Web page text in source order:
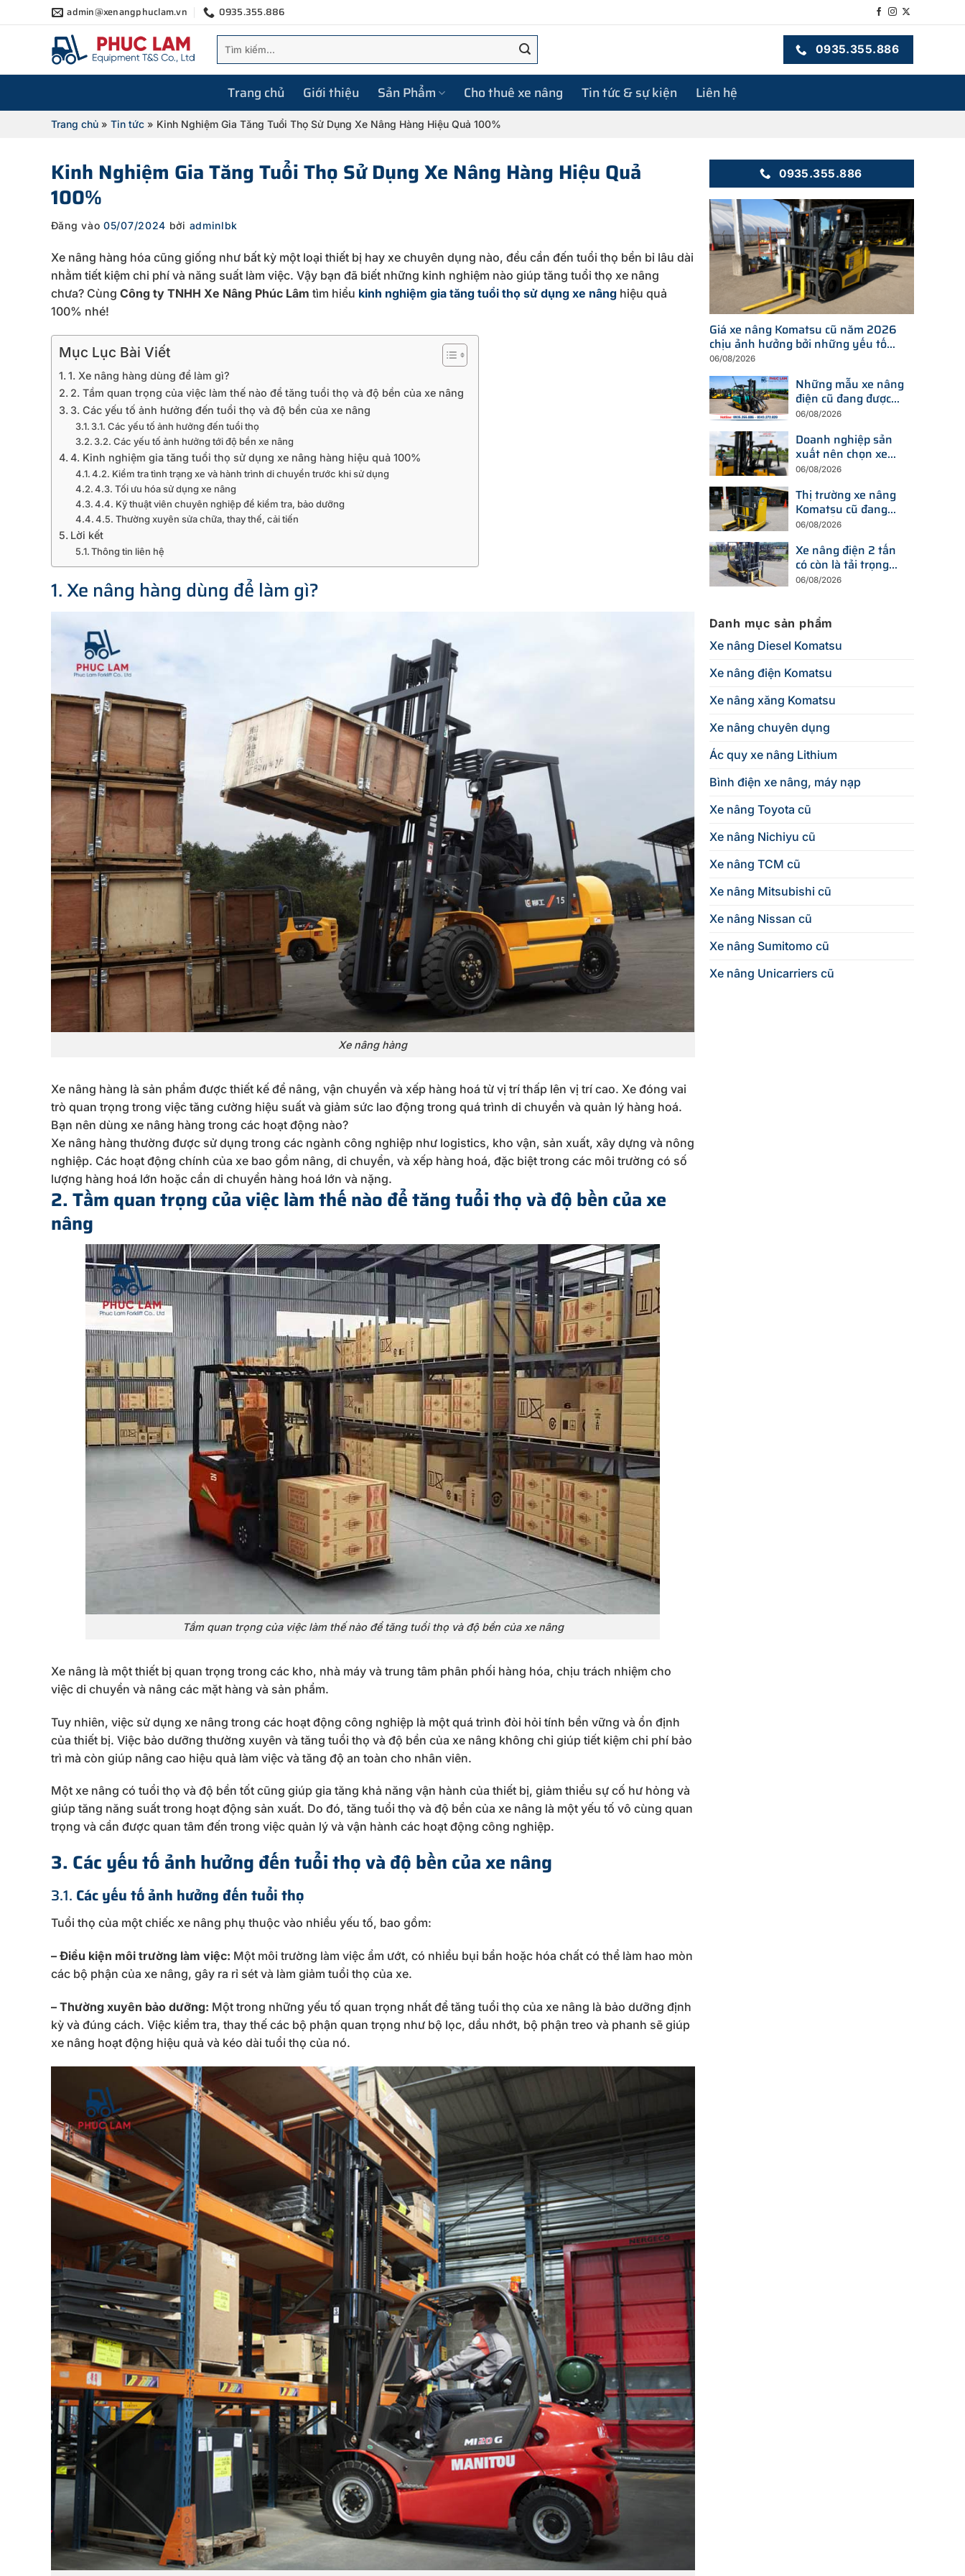
qua
admin@xenangphuclam.vn 0935.355.886
kiếm:
0935.355.886
Trang chủ Giới thiệu Sản Phẩm Cho thuê xe nâng Tin tức & sự kiện Liên hệ
Trang chủ» Tin tức» Kinh Nghiệm Gia Tăng Tuổi Thọ Sử Dụng Xe Nâng Hàng Hiệu Quả 100%
Kinh Nghiệm Gia Tăng Tuổi Thọ Sử Dụng Xe Nâng Hàng Hiệu Quả
100%
Đăng vào05/07/2024 bởi adminlbk
Xe nâng hàng hóa cũng giống như bất kỳ một loại thiết bị hay xe chuyên dụng nào, đều cần đến tuổi thọ bền bỉ lâu dài
nhằm tiết kiệm chi phí và năng suất làm việc. Vậy bạn đã biết những kinh nghiệm nào giúp tăng tuổi thọ xe nâng
chưa? Cùng Công ty TNHH Xe Nâng Phúc Lâm tìm hiểu kinh nghiệm gia tăng tuổi thọ sử dụng xe nânghiệu quả
100% nhé!
Mục Lục Bài Viết
1. Xe nâng hàng dùng để làm gì?
2. Tầm quan trọng của việc làm thế nào để tăng tuổi thọ và độ bền của xe nâng
3. Các yếu tố ảnh hưởng đến tuổi thọ và độ bền của xe nâng
3.1. Các yếu tố ảnh hưởng đến tuổi thọ
3.2. Các yếu tố ảnh hưởng tới độ bền xe nâng
4. Kinh nghiệm gia tăng tuổi thọ sử dụng xe nâng hàng hiệu quả 100%
4.2. Kiểm tra tình trạng xe và hành trình di chuyển trước khi sử dụng
4.3. Tối ưu hóa sử dụng xe nâng
4.4. Kỹ thuật viên chuyên nghiệp để kiểm tra, bảo dưỡng
4.5. Thường xuyên sửa chữa, thay thế, cải tiến
Lời kết
Thông tin liên hệ
1. Xe nâng hàng dùng để làm gì?
Xe nâng hàng
Xe nâng hàng là sản phẩm được thiết kế để nâng, vận chuyển và xếp hàng hoá từ vị trí thấp lên vị trí cao. Xe đóng vai
trò quan trọng trong việc tăng cường hiệu suất và giảm sức lao động trong quá trình di chuyển và quản lý hàng hoá.
Bạn nên dùng xe nâng hàng trong các hoạt động nào?
Xe nâng hàng thường được sử dụng trong các ngành công nghiệp như logistics, kho vận, sản xuất, xây dựng và nông
nghiệp. Các hoạt động chính của xe bao gồm nâng, di chuyển, và xếp hàng hoá, đặc biệt trong các môi trường có số
lượng hàng hoá lớn hoặc cần di chuyển hàng hoá lớn và nặng.
2. Tầm quan trọng của việc làm thế nào để tăng tuổi thọ và độ bền của xe
nâng
Tầm quan trọng của việc làm thế nào để tăng tuổi thọ và độ bền của xe nâng
Xe nâng là một thiết bị quan trọng trong các kho, nhà máy và trung tâm phân phối hàng hóa, chịu trách nhiệm cho
việc di chuyển và nâng các mặt hàng và sản phẩm.
Tuy nhiên, việc sử dụng xe nâng trong các hoạt động công nghiệp là một quá trình đòi hỏi tính bền vững và ổn định
của thiết bị. Việc bảo dưỡng thường xuyên và tăng tuổi thọ và độ bền của xe nâng không chỉ giúp tiết kiệm chi phí bảo
trì mà còn giúp nâng cao hiệu quả làm việc và tăng độ an toàn cho nhân viên.
Một xe nâng có tuổi thọ và độ bền tốt cũng giúp gia tăng khả năng vận hành của thiết bị, giảm thiểu sự cố hư hỏng và
giúp tăng năng suất trong hoạt động sản xuất. Do đó, tăng tuổi thọ và độ bền của xe nâng là một yếu tố vô cùng quan
trọng và cần được quan tâm đến trong việc quản lý và vận hành các hoạt động công nghiệp.
3. Các yếu tố ảnh hưởng đến tuổi thọ và độ bền của xe nâng
3.1. Các yếu tố ảnh hưởng đến tuổi thọ
Tuổi thọ của một chiếc xe nâng phụ thuộc vào nhiều yếu tố, bao gồm:
– Điều kiện môi trường làm việc: Một môi trường làm việc ẩm ướt, có nhiều bụi bẩn hoặc hóa chất có thể làm hao mòn
các bộ phận của xe nâng, gây ra rỉ sét và làm giảm tuổi thọ của xe.
– Thường xuyên bảo dưỡng: Một trong những yếu tố quan trọng nhất để tăng tuổi thọ của xe nâng là bảo dưỡng định
kỳ và đúng cách. Việc kiểm tra, thay thế các bộ phận quan trọng như bộ lọc, dầu nhớt, bộ phận treo và phanh sẽ giúp
xe nâng hoạt động hiệu quả và kéo dài tuổi thọ của nó.
0935.355.886
Giá xe nâng Komatsu cũ năm 2026
chịu ảnh hưởng bởi những yếu tố
nào?
06/08/2026
Những mẫu xe nâng
điện cũ đang được
tìm kiếm nhiều nhất
nay
06/08/2026
Doanh nghiệp sản
xuất nên chọn xe
nâng điện hay xe
chi phí?
06/08/2026
Thị trường xe nâng
Komatsu cũ đang
thay đổi ra sao trước
thiết bị mới?
06/08/2026
Xe nâng điện 2 tấn
có còn là tải trọng
được doanh nghiệp
06/08/2026
Danh mục sản phẩm
Xe nâng Diesel Komatsu
Xe nâng điện Komatsu
Xe nâng xăng Komatsu
Xe nâng chuyên dụng
Ác quy xe nâng Lithium
Bình điện xe nâng, máy nạp
Xe nâng Toyota cũ
Xe nâng Nichiyu cũ
Xe nâng TCM cũ
Xe nâng Mitsubishi cũ
Xe nâng Nissan cũ
Xe nâng Sumitomo cũ
Xe nâng Unicarriers cũ